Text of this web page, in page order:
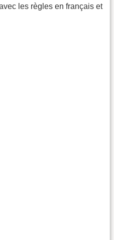
les règles en français et